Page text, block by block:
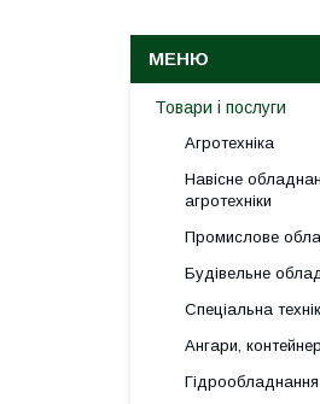
Товари і послуги
Агротехніка
Навісне
агротехніки
Промислове
Будівельне
Спеціальна
Ангари,
Гідрообладнання